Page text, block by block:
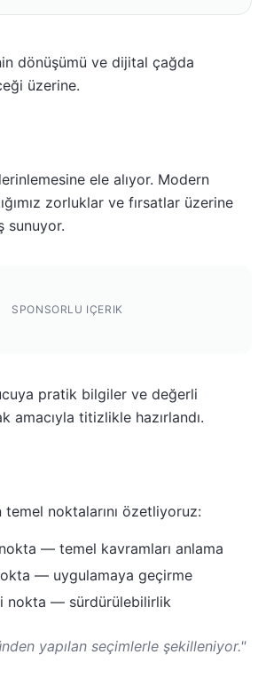
dönüşümü ve dijital çağda
üzerine.
ele alıyor. Modern
zorluklar ve fırsatlar üzerine
sunuyor.
SPONSORLU IÇERIK
pratik bilgiler ve değerli
amacıyla titizlikle hazırlandı.
temel noktalarını özetliyoruz:
— temel kavramları anlama
— uygulamaya geçirme
nokta — sürdürülebilirlik
yapılan seçimlerle şekilleniyor."